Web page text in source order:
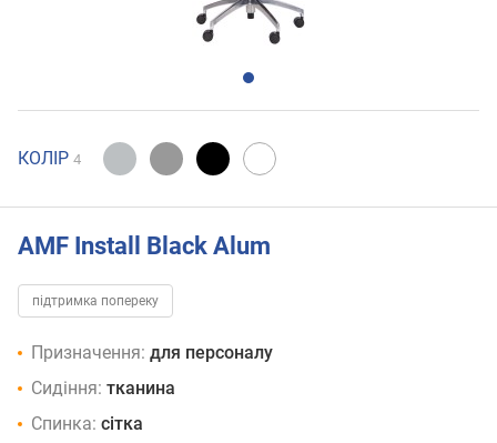
КОЛІР 4
AMF Install Black Alum
підтримка попереку
Призначення: для персоналу
Сидіння: тканина
Спинка: сітка